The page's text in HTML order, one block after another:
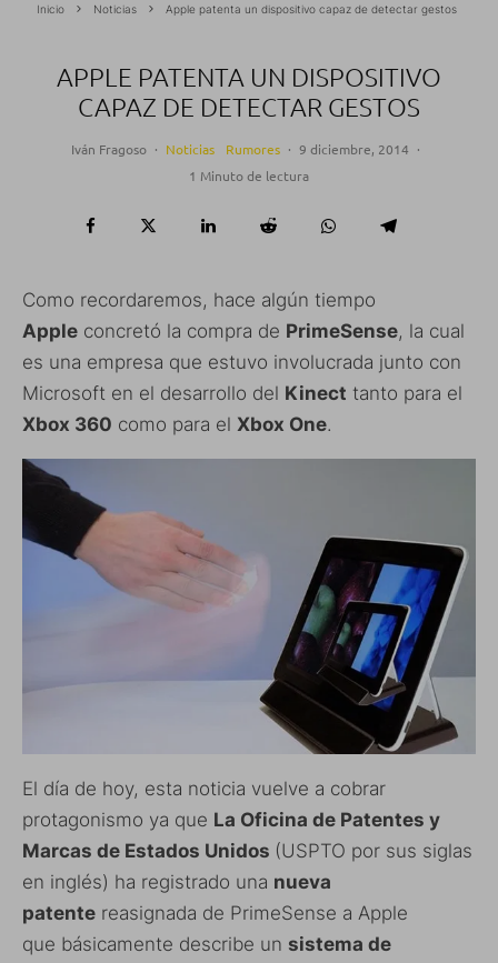
Inicio Noticias Apple patenta un dispositivo capaz de detectar gestos
APPLE PATENTA UN DISPOSITIVO
CAPAZ DE DETECTAR GESTOS
Iván Fragoso · Noticias Rumores · 9 diciembre, 2014 ·
1 Minuto de lectura
Como recordaremos, hace algún tiempo
Apple concretó la compra de PrimeSense, la cual
es una empresa que estuvo involucrada junto con
Microsoft en el desarrollo del Kinect tanto para el
Xbox 360 como para el Xbox One.
El día de hoy, esta noticia vuelve a cobrar
protagonismo ya que La Oficina de Patentes y
Marcas de Estados Unidos (USPTO por sus siglas
en inglés) ha registrado una nueva
patente reasignada de PrimeSense a Apple
que básicamente describe un sistema de